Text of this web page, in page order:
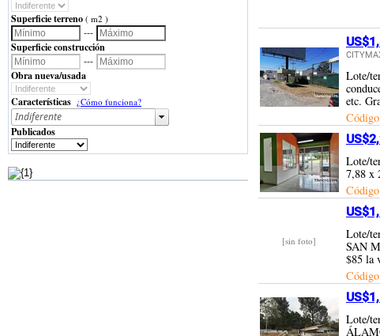
Lote/
etc.
Lote/
7,88 x
[sin foto]
Lote/
SAN
$85 la
Lote/
Superficie terreno ( m2 )
---
Superficie construcción
---
Obra nueva/usada
Características ¿Cómo funciona?
Publicados